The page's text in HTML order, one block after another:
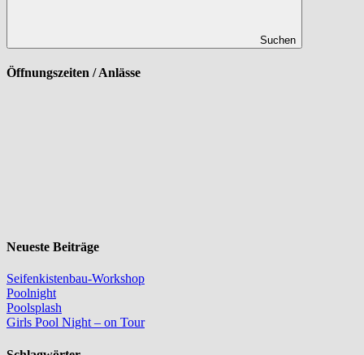
Suchen
Öffnungszeiten / Anlässe
Neueste Beiträge
Seifenkistenbau-Workshop
Poolnight
Poolsplash
Girls Pool Night – on Tour